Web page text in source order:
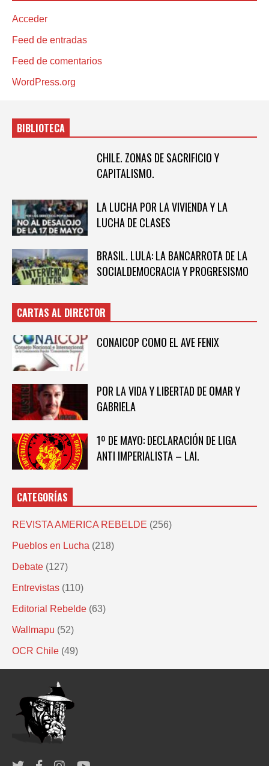
Acceder
Feed de entradas
Feed de comentarios
WordPress.org
BIBLIOTECA
CHILE. ZONAS DE SACRIFICIO Y
CAPITALISMO.
LA LUCHA POR LA VIVIENDA Y LA
LUCHA DE CLASES
BRASIL. LULA: LA BANCARROTA DE LA
SOCIALDEMOCRACIA Y PROGRESISMO
CARTAS AL DIRECTOR
CONAICOP COMO EL AVE FENIX
POR LA VIDA Y LIBERTAD DE OMAR Y
GABRIELA
1º DE MAYO: DECLARACIÓN DE LIGA
ANTI IMPERIALISTA – LAI.
CATEGORÍAS
REVISTA AMERICA REBELDE (256)
Pueblos en Lucha (218)
Debate (127)
Entrevistas (110)
Editorial Rebelde (63)
Wallmapu (52)
OCR Chile (49)